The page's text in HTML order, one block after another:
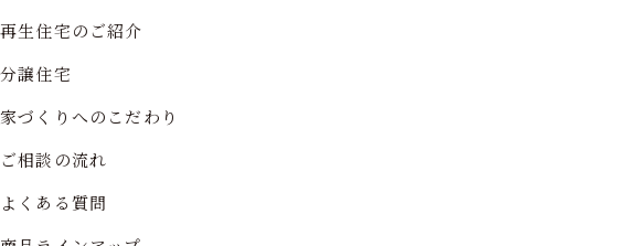
再生住宅のご紹介
分譲住宅
家づくりへのこだわり
ご相談の流れ
よくある質問